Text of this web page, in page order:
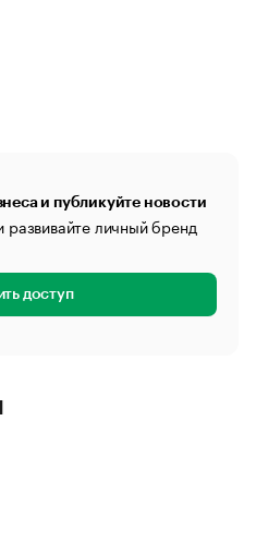
и публикуйте новости
развивайте личный бренд
доступ